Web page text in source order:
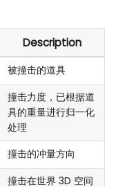
Description
被撞击的道具
撞击力度，已根据道
具的重量进行归一化
处理
撞击的冲量方向
撞击在世界 3D 空间